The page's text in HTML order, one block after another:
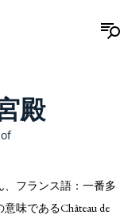
殿
フランス語：一番多
味であるChâteau de